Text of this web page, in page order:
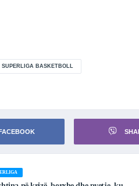
SUPERLIGA BASKETBOLL